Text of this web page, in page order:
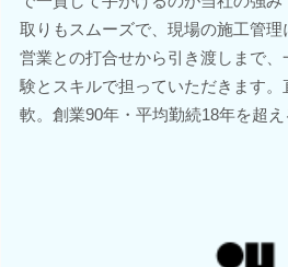
取りもスムーズで、現場の施工管理
営業との打合せから引き渡しまで
験とスキルで担っていただきます
軟。創業90年・平均勤続18年を超え